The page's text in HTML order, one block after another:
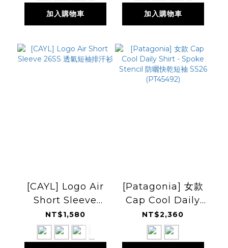
加入購物車 加入購物車
[CAYL] Logo Air
Short Sleeve
26SS 透氣短袖排汗
衫
NT$1,580
[Patagonia] 女款
Cap Cool Daily
Shirt - Spoke
Stencil 防曬快乾短
袖 SS26
NT$2,360